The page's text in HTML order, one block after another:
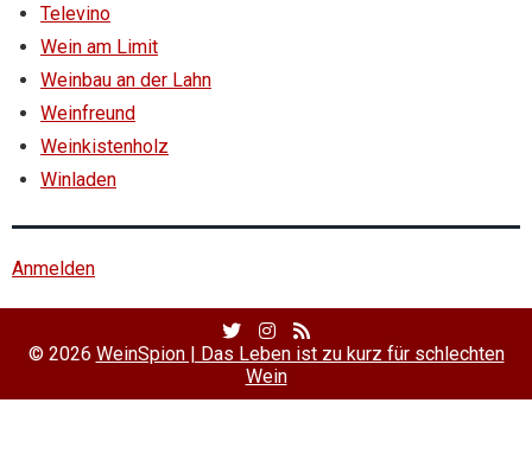
Televino
Wein am Limit
Weinbau an der Lahn
Weinfreund
Weinkistenholz
Winladen
Anmelden
Twitter
Profile
Facebook
Profile
RSS
Feed
© 2026 WeinSpion | Das Leben ist zu kurz für schlechten
Wein